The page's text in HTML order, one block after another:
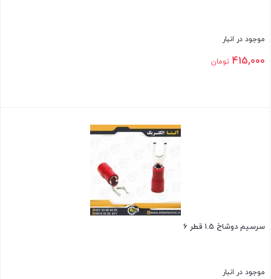
موجود در انبار
415,000 تومان
سرسیم دوشاخ 1.5 قطر 6
موجود در انبار